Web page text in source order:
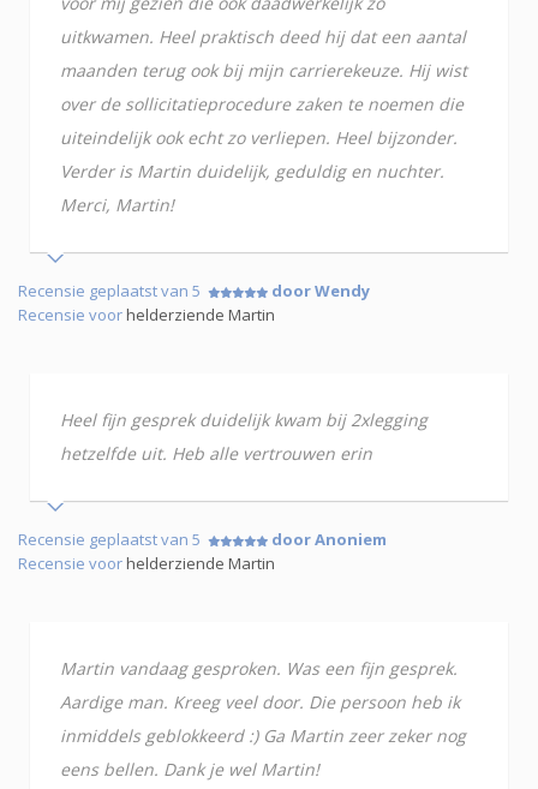
uitkwamen. Heel praktisch deed hij dat een aantal
maanden terug ook bij mijn carrierekeuze. Hij wist
over de sollicitatieprocedure zaken te noemen die
uiteindelijk ook echt zo verliepen. Heel bijzonder.
Verder is Martin duidelijk, geduldig en nuchter.
Merci, Martin!
Recensie geplaatst van 5
door Wendy
Recensie voorhelderziende Martin
Heel fijn gesprek duidelijk kwam bij 2xlegging
hetzelfde uit. Heb alle vertrouwen erin
Recensie geplaatst van 5
door Anoniem
Recensie voorhelderziende Martin
Martin vandaag gesproken. Was een fijn gesprek.
Aardige man. Kreeg veel door. Die persoon heb ik
inmiddels geblokkeerd :) Ga Martin zeer zeker nog
eens bellen. Dank je wel Martin!